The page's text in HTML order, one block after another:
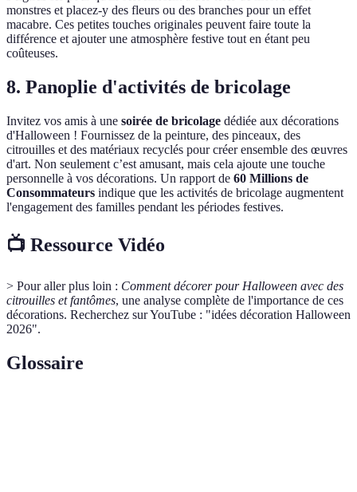
monstres et placez-y des fleurs ou des branches pour un effet
macabre. Ces petites touches originales peuvent faire toute la
différence et ajouter une atmosphère festive tout en étant peu
coûteuses.
8. Panoplie d'activités de bricolage
Invitez vos amis à une soirée de bricolage dédiée aux décorations
d'Halloween ! Fournissez de la peinture, des pinceaux, des
citrouilles et des matériaux recyclés pour créer ensemble des œuvres
d'art. Non seulement c’est amusant, mais cela ajoute une touche
personnelle à vos décorations. Un rapport de 60 Millions de
Consommateurs indique que les activités de bricolage augmentent
l'engagement des familles pendant les périodes festives.
📺 Ressource Vidéo
> Pour aller plus loin : Comment décorer pour Halloween avec des
citrouilles et fantômes, une analyse complète de l'importance de ces
décorations. Recherchez sur YouTube : "idées décoration Halloween
2026".
Glossaire